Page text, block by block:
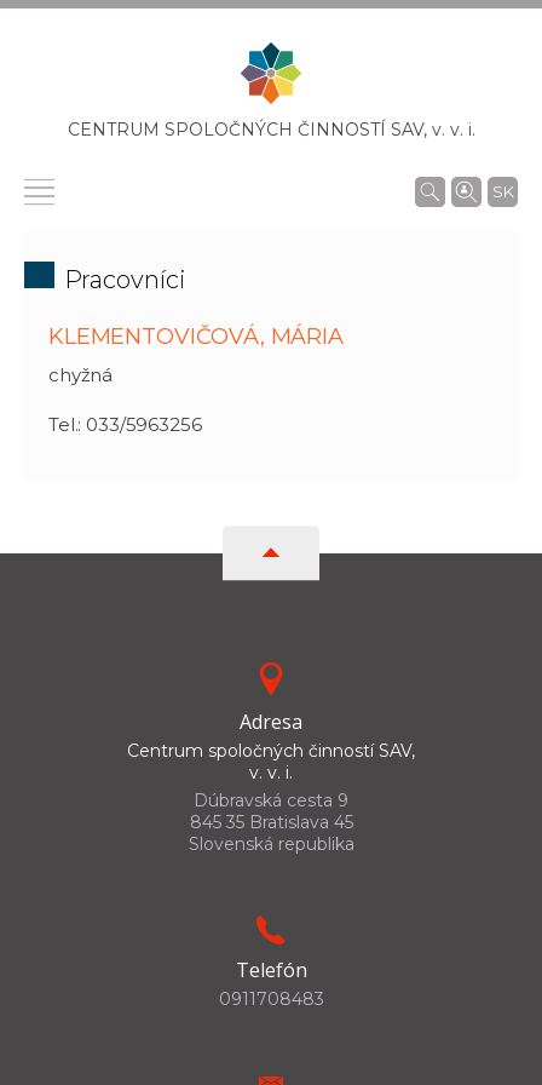
CENTRUM SPOLOČNÝCH ČINNOSTÍ SAV, v. v. i.
SK
Pracovníci
KLEMENTOVIČOVÁ, MÁRIA
chyžná
Tel.: 033/5963256
Adresa
Centrum spoločných činností SAV,
v. v. i.
Dúbravská cesta 9
845 35 Bratislava 45
Slovenská republika
Telefón
0911708483